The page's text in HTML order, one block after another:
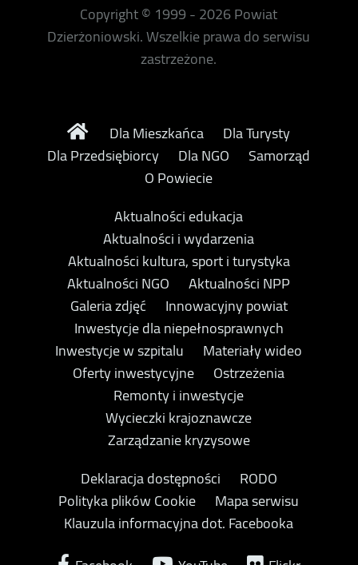
Copyright © 1999 - 2026 Powiat
Dzierżoniowski. Wszelkie prawa do serwisu
zastrzeżone.
Dla Mieszkańca
Dla Turysty
Dla Przedsiębiorcy
Dla NGO
Samorząd
O Powiecie
Aktualności edukacja
Aktualności i wydarzenia
Aktualności kultura, sport i turystyka
Aktualności NGO
Aktualności NPP
Galeria zdjęć
Innowacyjny powiat
Inwestycje dla niepełnosprawnych
Inwestycje w szpitalu
Materiały wideo
Oferty inwestycyjne
Ostrzeżenia
Remonty i inwestycje
Wycieczki krajoznawcze
Zarządzanie kryzysowe
Deklaracja dostępności
RODO
Polityka plików Cookie
Mapa serwisu
Klauzula informacyjna dot. Facebooka